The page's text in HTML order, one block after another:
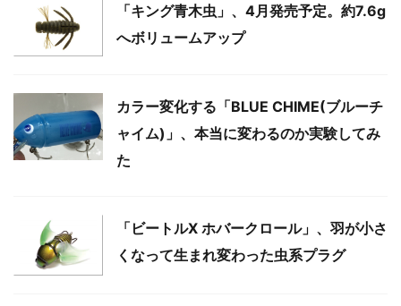
「キング青木虫」、4月発売予定。約7.6g
へボリュームアップ
カラー変化する「BLUE CHIME(ブルーチ
ャイム)」、本当に変わるのか実験してみ
た
「ビートルX ホバークロール」、羽が小さ
くなって生まれ変わった虫系プラグ